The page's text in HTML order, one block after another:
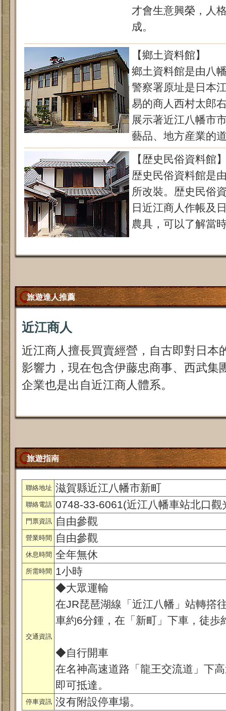
才會生意興榮，人
成。
【鄉土資料館】
鄉土資料館是由八
警察署原址是日本
易的商人西村太郎
展示著近江八幡市
藝品、地方産業的
【歴史民俗資料館
歴史民俗資料館是
所改裝。歴史民俗
日近江商人作帳及
農具，可以了解當
旅遊達人推薦
近江商人
近江商人擅長買賣經營，自古即對日本
影響力，現在包含伊藤忠商事、西武集
企業也是出自近江商人體系。
旅遊指南
聯絡地址 滋賀縣近江八幡市新町
聯絡電話 0748-33-6061(近江八幡車站北口觀
門票資訊 自由參觀
營業時間 自由參觀
休息時間 全年無休
所需時間 1小時
交通資訊
◆大眾運輸
在JR琵琶湖線「近江八幡」站轉撘
車約6分鍾，在「新町」下車，徒歩
◆自行開車
在名神高速道路「龍王交流道」下
即可抵達。
停車資訊 沒有附設停車場。